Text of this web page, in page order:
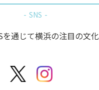
SNS
を通じて横浜の注目の文